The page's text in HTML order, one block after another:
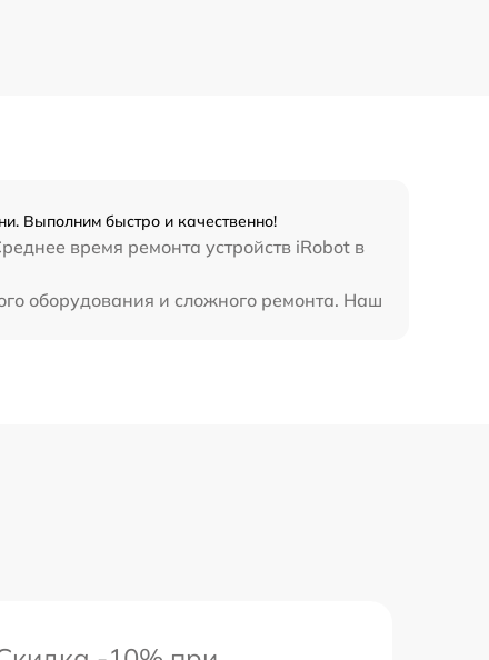
Выполним быстро и качественно!
время ремонта устройств iRobot в
оборудования и сложного ремонта. Наш